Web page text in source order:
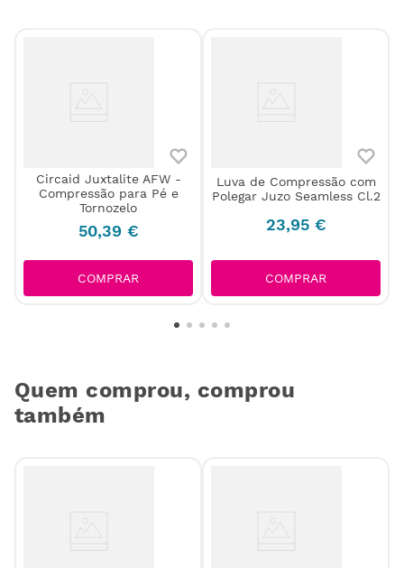
Circaid Juxtalite AFW -
Compressão para Pé e
Tornozelo
50,39 €
COMPRAR
Luva de Compressão com
Polegar Juzo Seamless Cl.2
23,95 €
COMPRAR
Quem comprou, comprou
também